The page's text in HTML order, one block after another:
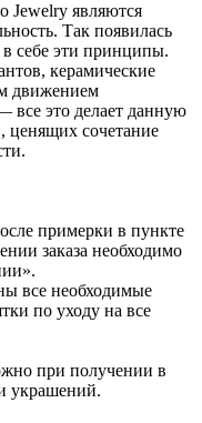
Jewelry являются
Так появилась
себе эти принципы.
керамические
движением
все это делает данную
сочетание
примерки в пункте
заказа необходимо
все необходимые
по уходу на все
при получении в
украшений.